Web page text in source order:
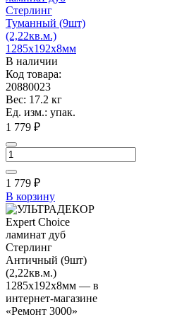
Стерлинг
Туманный (9шт)
(2,22кв.м.)
1285х192х8мм
В наличии
Код товара:
20880023
Вес: 17.2 кг
Ед. изм.: упак.
1 779 ₽
1 779 ₽
В корзину